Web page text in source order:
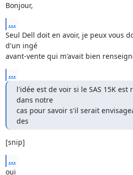
Bonjour,
...
Seul Dell doit en avoir, je peux vous
d'un ingé
avant-vente qui m'avait bien
...
l'idée est de voir si le SAS 15K
dans notre
cas pour savoir s'il serait
des
[snip]
...
oui